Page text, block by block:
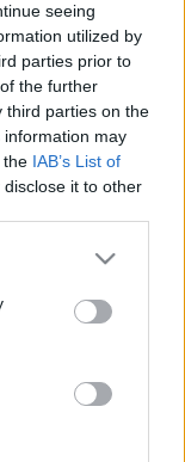
seeing
utilized by
parties prior to
the further
third parties on the
information may
the IAB’s List of
it to other
or more Google
You may click to
party tags to
in below Google
az egy éve
lemez
vagyunk
készül a
alapvetések és
elfelejtve.
Music